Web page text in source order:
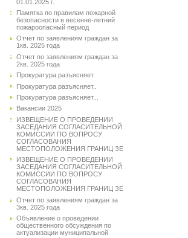
01.01.2025 г.
Памятка по правилам пожарной
безопасности в весенне-летний
пожароопасный период
Отчет по заявлениям граждан за
1кв. 2025 года
Отчет по заявлениям граждан за
2кв. 2025 года
Прокуратура разъясняет.
Прокуратура разъясняет..
Прокуратура разъясняет...
Вакансии 2025
ИЗВЕЩЕНИЕ О ПРОВЕДЕНИИ
ЗАСЕДАНИЯ СОГЛАСИТЕЛЬНОЙ
КОМИССИИ ПО ВОПРОСУ
СОГЛАСОВАНИЯ
МЕСТОПОЛОЖЕНИЯ ГРАНИЦ ЗЕ
ИЗВЕЩЕНИЕ О ПРОВЕДЕНИИ
ЗАСЕДАНИЯ СОГЛАСИТЕЛЬНОЙ
КОМИССИИ ПО ВОПРОСУ
СОГЛАСОВАНИЯ
МЕСТОПОЛОЖЕНИЯ ГРАНИЦ ЗЕ
Отчет по заявлениям граждан за
3кв. 2025 года
Объявление о проведении
общественного обсуждения по
актуализации муниципальной